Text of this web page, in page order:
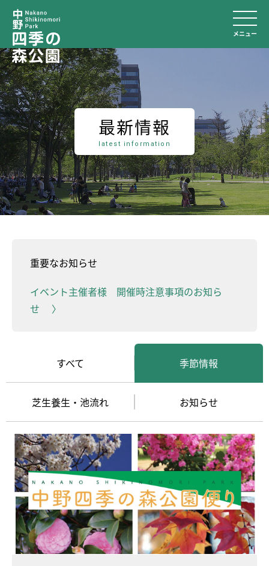
メニュー
最新情報
latest information
重要なお知らせ
イベント主催者様 開催時注意事項のお知ら
せ
すべて 季節情報
芝生養生・池流れ お知らせ